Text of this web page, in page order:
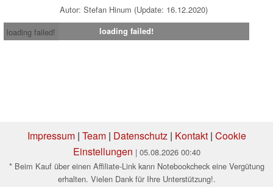
Autor: Stefan Hinum (Update: 16.12.2020)
loading failed!
loading failed!
Impressum| Team| Datenschutz| Kontakt| Cookie
Einstellungen | 05.08.2026 00:40
* Beim Kauf über einen Affiliate-Link kann Notebookcheck eine Vergütung
erhalten. Vielen Dank für Ihre Unterstützung!.